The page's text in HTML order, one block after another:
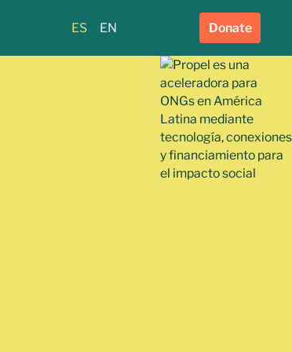
ES EN Donate